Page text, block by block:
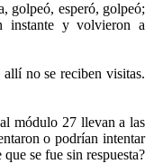
golpeó, esperó, golpeó;
instante y volvieron a
no se reciben visitas.
módulo 27 llevan a las
o podrían intentar
se fue sin respuesta?